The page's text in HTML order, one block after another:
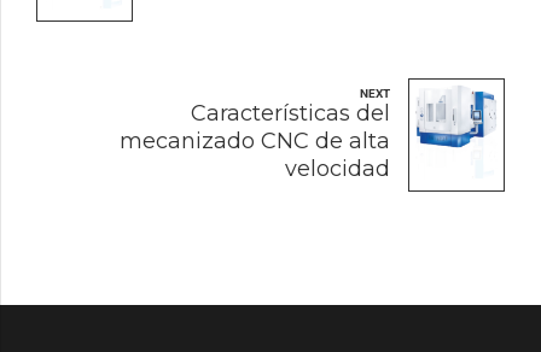
NEXT
Características del
mecanizado CNC de alta
velocidad